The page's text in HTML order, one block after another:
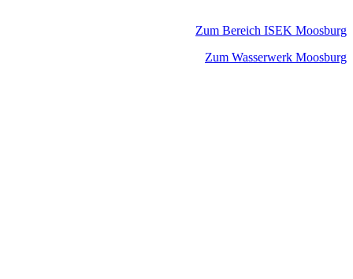
Zum Bereich ISEK Moosburg
Zum Wasserwerk Moosburg